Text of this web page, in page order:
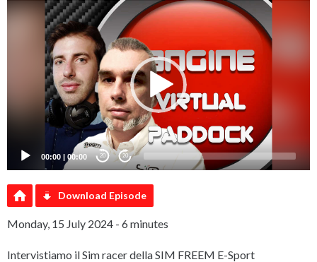
Video
00:00 | 00:00 20 20
Download Episode
Monday, 15 July 2024 - 6 minutes
Intervistiamo il Sim racer della SIM FREEM E-Sport